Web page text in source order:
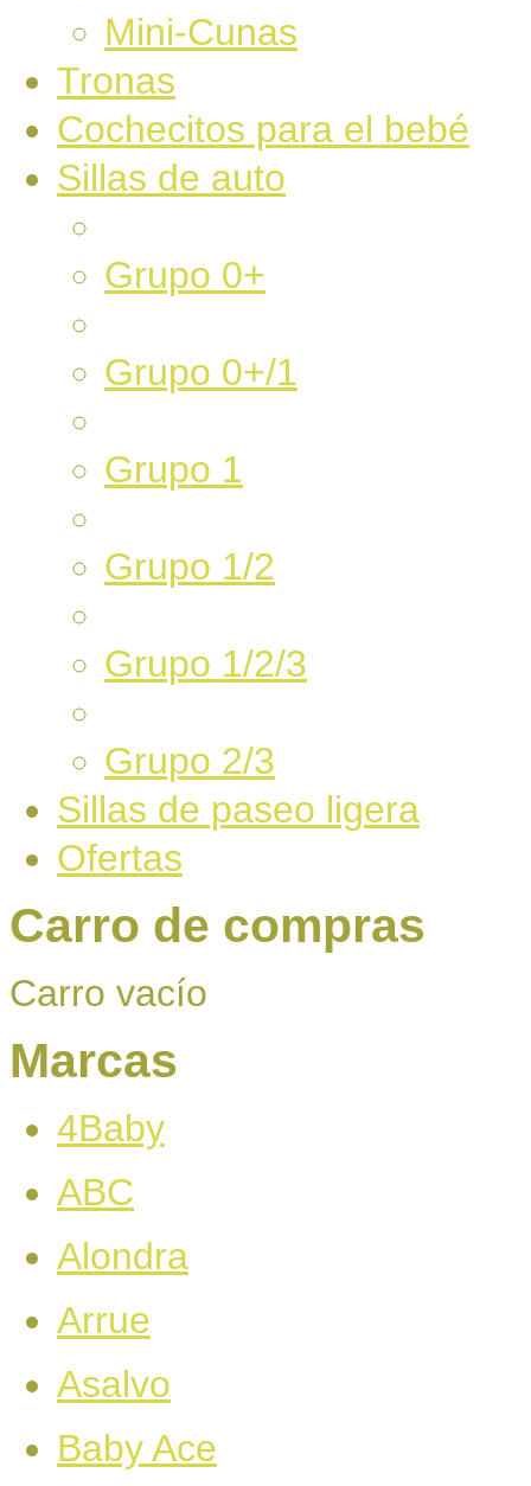
Mini-Cunas
Tronas
Cochecitos para el bebé
Sillas de auto
Grupo 0+
Grupo 0+/1
Grupo 1
Grupo 1/2
Grupo 1/2/3
Grupo 2/3
Sillas de paseo ligera
Ofertas
Carro de compras
Carro vacío
Marcas
4Baby
ABC
Alondra
Arrue
Asalvo
Baby Ace